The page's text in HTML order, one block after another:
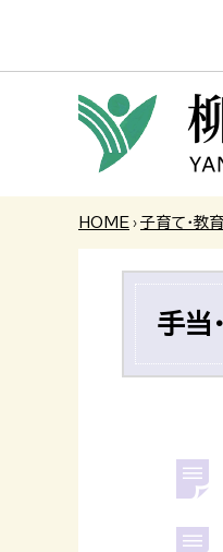
HOME › 子育て・教
手当